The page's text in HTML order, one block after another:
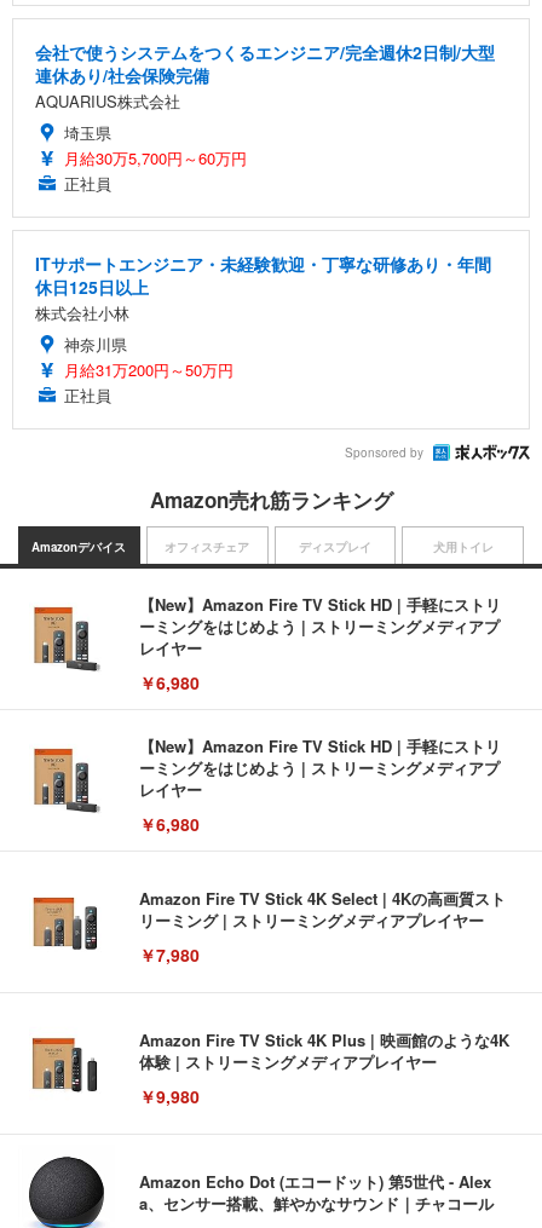
会社で使うシステムをつくるエンジニア/完全週休2日制/大型
連休あり/社会保険完備
AQUARIUS株式会社
埼玉県
月給30万5,700円～60万円
正社員
ITサポートエンジニア・未経験歓迎・丁寧な研修あり・年間
休日125日以上
株式会社小林
神奈川県
月給31万200円～50万円
正社員
Sponsored by
Amazon売れ筋ランキング
Amazonデバイス
【New】Amazon Fire TV Stick HD | 手軽にストリ
ーミングをはじめよう | ストリーミングメディアプ
レイヤー
￥6,980
【New】Amazon Fire TV Stick HD | 手軽にストリ
ーミングをはじめよう | ストリーミングメディアプ
レイヤー
￥6,980
Amazon Fire TV Stick 4K Select | 4Kの高画質スト
リーミング | ストリーミングメディアプレイヤー
￥7,980
Amazon Fire TV Stick 4K Plus | 映画館のような4K
体験 | ストリーミングメディアプレイヤー
￥9,980
Amazon Echo Dot (エコードット) 第5世代 - Alex
a、センサー搭載、鮮やかなサウンド｜チャコール
オフィスチェア ディスプレイ 犬用トイレ